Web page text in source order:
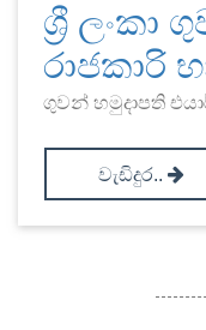
ශ්‍රී ලංකා
රාජකාරි
ගුවන් හමුදාපති
වැඩිදුර..